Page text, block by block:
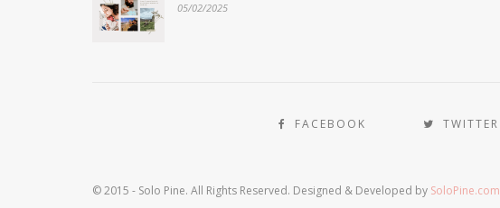
05/02/2025
FACEBOOK TWITTER
© 2015 - Solo Pine. All Rights Reserved. Designed & Developed by SoloPine.com